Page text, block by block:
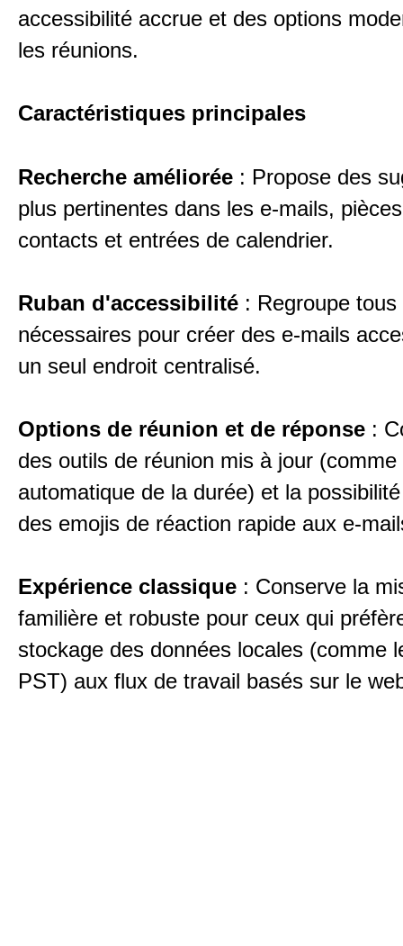
accessibilité accrue et des options
les réunions.
Caractéristiques principales
Recherche améliorée : Propose des
plus pertinentes dans les e-mails,
contacts et entrées de calendrier.
Ruban d'accessibilité : Regroupe
nécessaires pour créer des e-mails
un seul endroit centralisé.
Options de réunion et de réponse :
des outils de réunion mis à jour
automatique de la durée) et la
des emojis de réaction rapide aux e-
Expérience classique : Conserve la
familière et robuste pour ceux qui
stockage des données locales (comme
PST) aux flux de travail basés sur le